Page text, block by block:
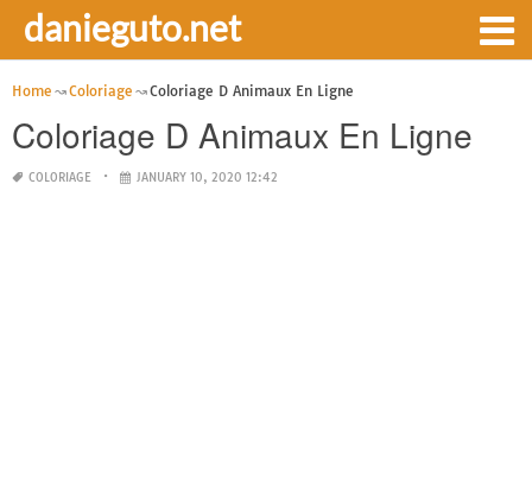
danieguto.net
Home Coloriage Coloriage D Animaux En Ligne
Coloriage D Animaux En Ligne
COLORIAGE JANUARY 10, 2020 12:42